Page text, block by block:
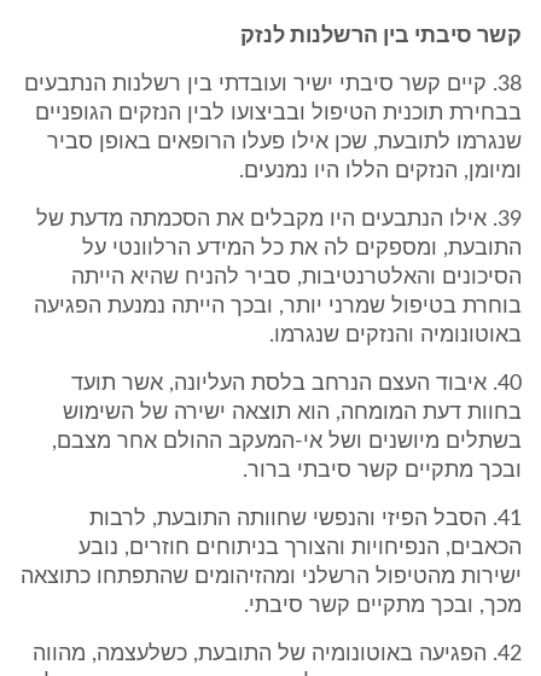
קשר סיבתי בין הרשלנות לנזק
38. קיים קשר סיבתי ישיר ועובדתי בין רשלנות הנתבעים
בבחירת תוכנית הטיפול ובביצועו לבין הנזקים הגופניים
שנגרמו לתובעת, שכן אילו פעלו הרופאים באופן סביר
ומיומן, הנזקים הללו היו נמנעים.
39. אילו הנתבעים היו מקבלים את הסכמתה מדעת של
התובעת, ומספקים לה את כל המידע הרלוונטי על
הסיכונים והאלטרנטיבות, סביר להניח שהיא הייתה
בוחרת בטיפול שמרני יותר, ובכך הייתה נמנעת הפגיעה
באוטונומיה והנזקים שנגרמו.
40. איבוד העצם הנרחב בלסת העליונה, אשר תועד
בחוות דעת המומחה, הוא תוצאה ישירה של השימוש
בשתלים מיושנים ושל אי-המעקב ההולם אחר מצבם,
ובכך מתקיים קשר סיבתי ברור.
41. הסבל הפיזי והנפשי שחוותה התובעת, לרבות
הכאבים, הנפיחויות והצורך בניתוחים חוזרים, נובע
ישירות מהטיפול הרשלני ומהזיהומים שהתפתחו כתוצאה
מכך, ובכך מתקיים קשר סיבתי.
42. הפגיעה באוטונומיה של התובעת, כשלעצמה, מהווה